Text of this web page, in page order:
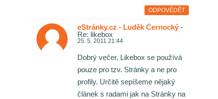
ODPOVĚDĚT
eStránky.cz - Luděk Černocký -
Re: likebox
25. 5. 2011 21:44
Dobrý večer, Likebox se používá
pouze pro tzv. Stránky a ne pro
profily. Určitě sepíšeme nějaký
článek s radami jak na Stránky na